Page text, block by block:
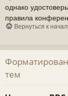
однако
правила
Вернуться к
тем